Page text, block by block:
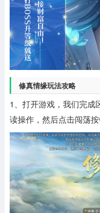
修真情缘玩法攻略
1、打开游戏，我们完成
读操作，然后点击闯荡按